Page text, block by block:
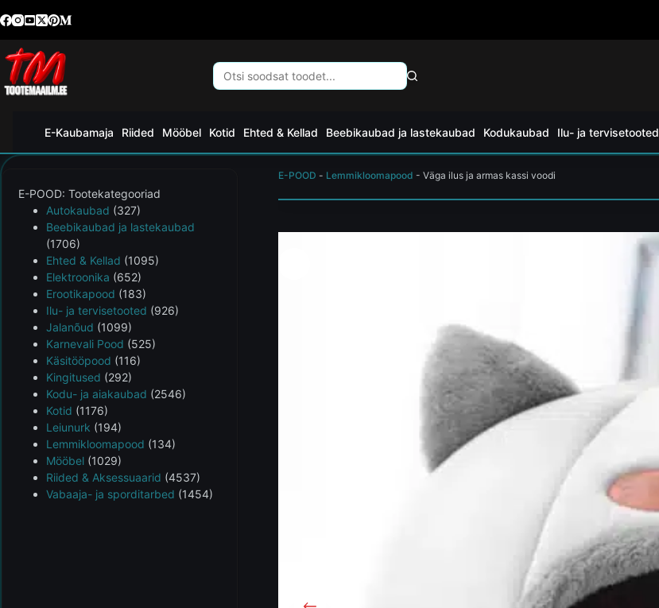
E-Kaubamaja Riided Mööbel Kotid Ehted & Kellad Beebikaubad ja lastekaubad Kodukaubad Ilu- ja tervisetooted
E-POOD - Lemmikloomapood -Väga ilus ja armas kassi voodi
E-POOD: Tootekategooriad
Autokaubad (327)
Beebikaubad ja lastekaubad
(1706)
Ehted & Kellad (1095)
Elektroonika (652)
Erootikapood (183)
Ilu- ja tervisetooted (926)
Jalanõud (1099)
Karnevali Pood (525)
Käsitööpood (116)
Kingitused (292)
Kodu- ja aiakaubad (2546)
Kotid (1176)
Leiunurk (194)
Lemmikloomapood (134)
Mööbel (1029)
Riided & Aksessuaarid (4537)
Vabaaja- ja sporditarbed (1454)